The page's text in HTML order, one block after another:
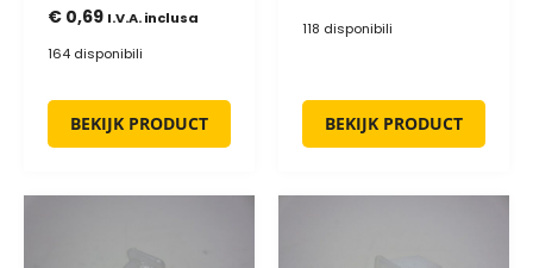
€ 0,69 I.V.A. inclusa
164 disponibili
BEKIJK PRODUCT
118 disponibili
BEKIJK PRODUCT